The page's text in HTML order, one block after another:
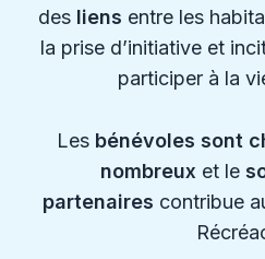
des liens entre les
la prise d’initiative et
participer à la
Les bénévoles sont
nombreux et le
partenaires contribue